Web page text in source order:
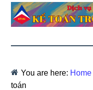
You are here: Home
toán